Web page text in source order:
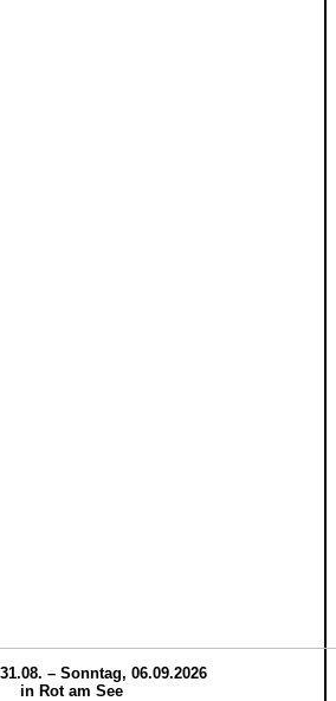
– Sonntag, 06.09.2026
in Rot am See